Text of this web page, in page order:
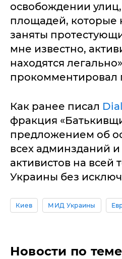
освобождении
площадей, которые
заняты
мне известно,
находятся
прокомментировал
Как ранее писал
фракция
предложением об
всех админзданий
активистов на всей
Украины без
Киев МИД Украины
Новости по теме